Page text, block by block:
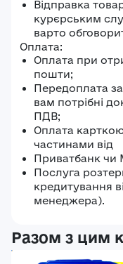
Відправка
курєрським
варто
Оплата:
Оплата при
пошти;
Передоплата
вам потрібні
ПДВ;
Оплата
частинами від
Приватбанк чи
Послуга
кредитування
менеджера).
Разом з цим